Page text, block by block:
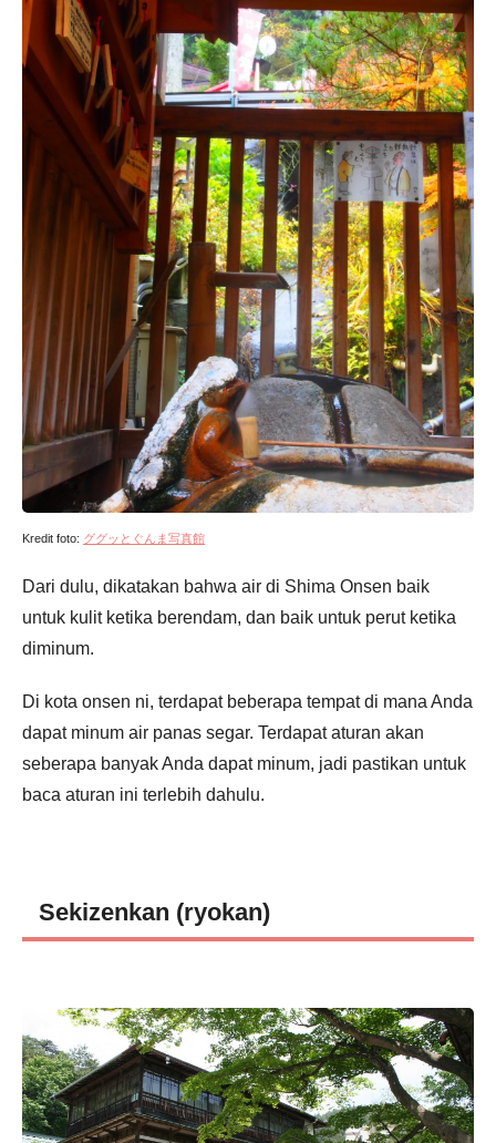
Kredit foto: ググッとぐんま写真館
Dari dulu, dikatakan bahwa air di Shima Onsen baik
untuk kulit ketika berendam, dan baik untuk perut ketika
diminum.
Di kota onsen ni, terdapat beberapa tempat di mana Anda
dapat minum air panas segar. Terdapat aturan akan
seberapa banyak Anda dapat minum, jadi pastikan untuk
baca aturan ini terlebih dahulu.
Sekizenkan (ryokan)